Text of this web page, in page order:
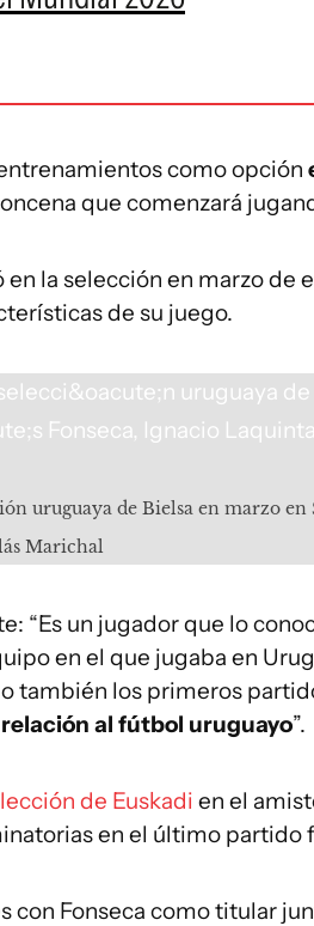
como opción
que comenzará
la selección en marzo de
de su juego.
uruguaya de Bielsa en marzo en
Marichal
“Es un jugador que lo
en el que jugaba en
también los primeros
al fútbol uruguayo”.
de Euskadi en el
en el último partido
con Fonseca como titular